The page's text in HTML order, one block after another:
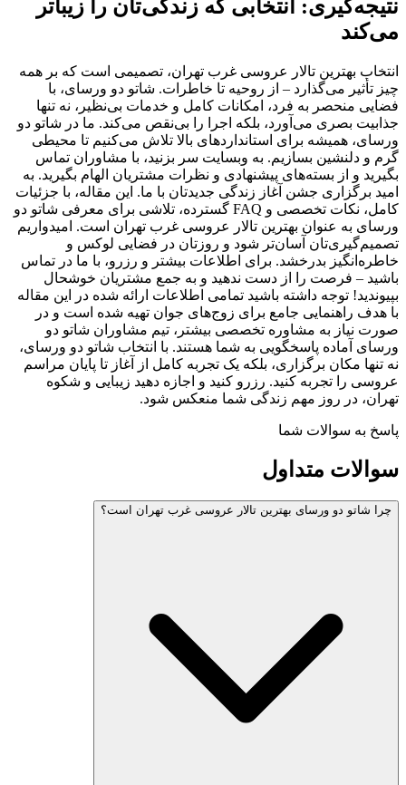
نتیجه‌گیری: انتخابی که زندگی‌تان را زیباتر
می‌کند
انتخاب بهترین تالار عروسی غرب تهران، تصمیمی است که بر همه
چیز تأثیر می‌گذارد – از روحیه تا خاطرات. شاتو دو ورسای، با
فضایی منحصر به فرد، امکانات کامل و خدمات بی‌نظیر، نه تنها
جذابیت بصری می‌آورد، بلکه اجرا را بی‌نقص می‌کند. ما در شاتو دو
ورسای، همیشه برای استانداردهای بالا تلاش می‌کنیم تا محیطی
گرم و دلنشین بسازیم. به وبسایت سر بزنید، با مشاوران تماس
بگیرید و از بسته‌های پیشنهادی و نظرات مشتریان الهام بگیرید. به
امید برگزاری جشن آغاز زندگی جدیدتان با ما. این مقاله، با جزئیات
کامل، نکات تخصصی و FAQ گسترده، تلاشی برای معرفی شاتو دو
ورسای به عنوان بهترین تالار عروسی غرب تهران است. امیدواریم
تصمیم‌گیری‌تان آسان‌تر شود و روزتان در فضایی لوکس و
خاطره‌انگیز بدرخشد. برای اطلاعات بیشتر و رزرو، با ما در تماس
باشید – فرصت را از دست ندهید و به جمع مشتریان خوشحال
بپیوندید! توجه داشته باشید تمامی اطلاعات ارائه شده در این مقاله
با هدف راهنمایی جامع برای زوج‌های جوان تهیه شده است و در
صورت نیاز به مشاوره تخصصی بیشتر، تیم مشاوران شاتو دو
ورسای آماده پاسخگویی به شما هستند. با انتخاب شاتو دو ورسای،
نه تنها مکان برگزاری، بلکه یک تجربه کامل از آغاز تا پایان مراسم
عروسی را تجربه کنید. رزرو کنید و اجازه دهید زیبایی و شکوه
تهران، در روز مهم زندگی شما منعکس شود.
پاسخ به سوالات شما
سوالات متداول
چرا شاتو دو ورسای بهترین تالار عروسی غرب تهران است؟